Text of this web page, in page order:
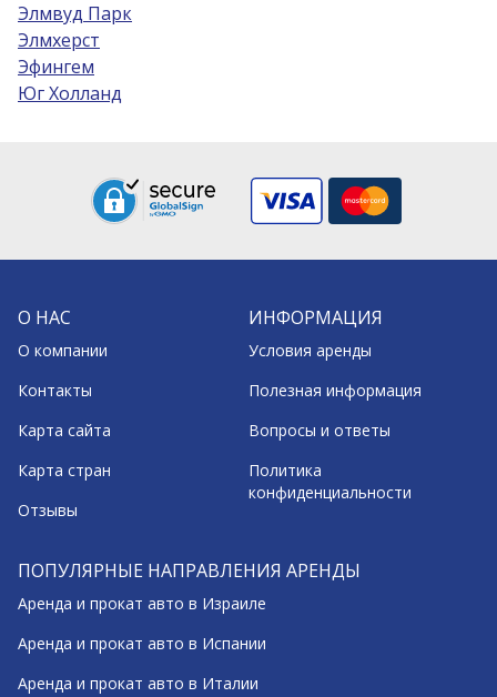
Элмвуд Парк
Элмхерст
Эфингем
Юг Холланд
О НАС
О компании
Контакты
Карта сайта
Карта стран
Отзывы
ИНФОРМАЦИЯ
Условия аренды
Полезная информация
Вопросы и ответы
Политика
конфиденциальности
ПОПУЛЯРНЫЕ НАПРАВЛЕНИЯ АРЕНДЫ
Аренда и прокат авто в Израиле
Аренда и прокат авто в Испании
Аренда и прокат авто в Италии